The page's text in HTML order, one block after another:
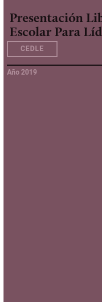
Presentación
Escolar Para
CEDLE
Año 2019